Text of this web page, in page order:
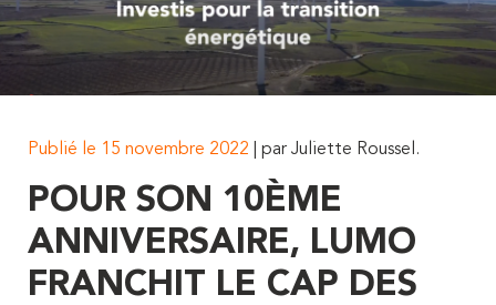
Publié le 15 novembre 2022 | par Juliette Roussel.
POUR SON 10ÈME
ANNIVERSAIRE, LUMO
FRANCHIT LE CAP DES